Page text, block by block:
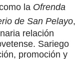
la Ofrenda
de San Pelayo,
relación
Sariego
promoción y